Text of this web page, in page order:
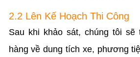
2.2 Lên Kế Hoạch Thi Công
Sau khi khảo sát, chúng tôi sẽ
hàng về dung tích xe, phương